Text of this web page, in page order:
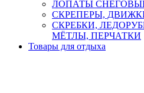
ЛОПАТЫ
СКРЕПЕРЫ,
СКРЕБКИ,
МЁТЛЫ, ПЕРЧАТКИ
Товары для отдыха